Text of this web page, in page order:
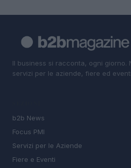
Il business si racconta, ogni giorno.
servizi per le aziende, fiere ed
b2b News
Focus PMI
Servizi per le Aziende
Fiere e Eventi